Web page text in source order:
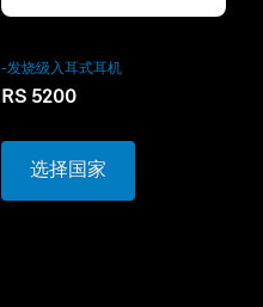
-发烧级入耳式耳机
RS 5200
选择国家